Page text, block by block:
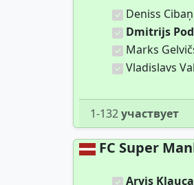
Deniss
Dmitrijs
Marks
Vladislavs
1-132участвует
FC Super
Arvis